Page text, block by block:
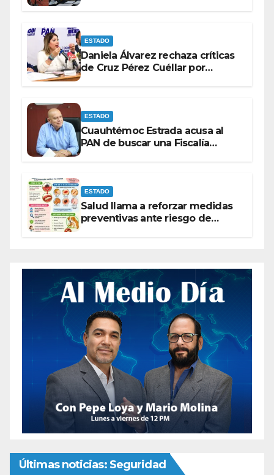
ESTADO
Daniela Álvarez rechaza críticas
de Cruz Pérez Cuéllar por
ESTADO
Cuauhtémoc Estrada acusa al
PAN de buscar una Fiscalía
ESTADO
Salud llama a reforzar medidas
preventivas ante riesgo de
Últimas noticias: Seguridad